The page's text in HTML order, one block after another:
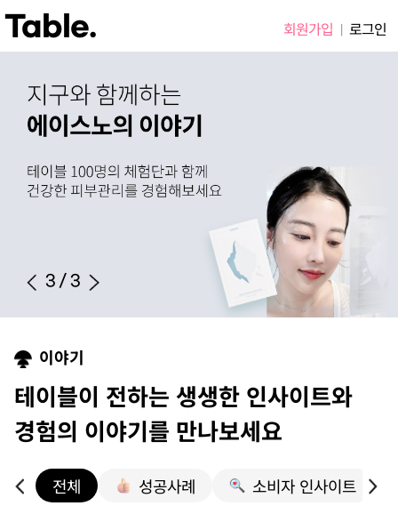
Table. 회원가입 | 로그인
3 / 3
이야기
테이블이 전하는 생생한 인사이트와
경험의 이야기를 만나보세요
전체 성공사례 소비자 인사이트